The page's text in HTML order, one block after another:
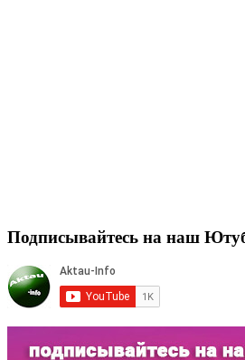
Подписывайтесь на наш